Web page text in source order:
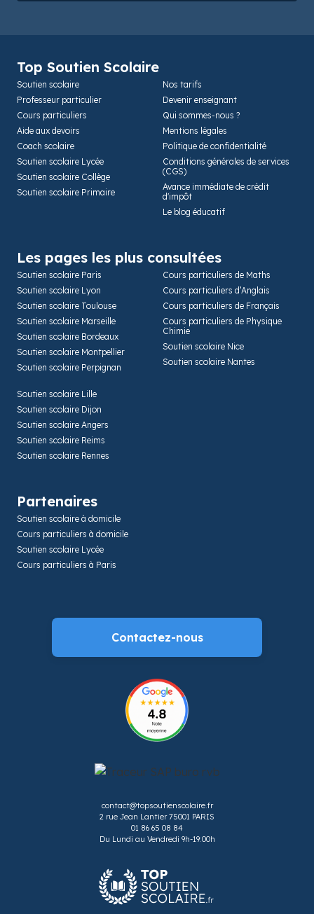
Top Soutien Scolaire
Soutien scolaire
Professeur particulier
Cours particuliers
Aide aux devoirs
Coach scolaire
Soutien scolaire Lycée
Soutien scolaire Collège
Soutien scolaire Primaire
Nos tarifs
Devenir enseignant
Qui sommes-nous ?
Mentions légales
Politique de confidentialité
Conditions générales de services
(CGS)
Avance immédiate de crédit
d'impôt
Le blog éducatif
Les pages les plus consultées
Soutien scolaire Paris
Soutien scolaire Lyon
Soutien scolaire Toulouse
Soutien scolaire Marseille
Soutien scolaire Bordeaux
Soutien scolaire Montpellier
Soutien scolaire Perpignan
Cours particuliers de Maths
Cours particuliers d’Anglais
Cours particuliers de Français
Cours particuliers de Physique
Chimie
Soutien scolaire Nice
Soutien scolaire Nantes
Soutien scolaire Lille
Soutien scolaire Dijon
Soutien scolaire Angers
Soutien scolaire Reims
Soutien scolaire Rennes
Partenaires
Soutien scolaire à domicile
Cours particuliers à domicile
Soutien scolaire Lycée
Cours particuliers à Paris
contact@topsoutienscolaire.fr
2 rue Jean Lantier 75001 PARIS
01 86 65 08 84
Du Lundi au Vendredi 9h-19:00h
Contactez-nous